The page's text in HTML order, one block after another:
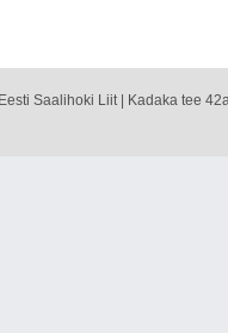
Saalihoki Liit | Kadaka tee